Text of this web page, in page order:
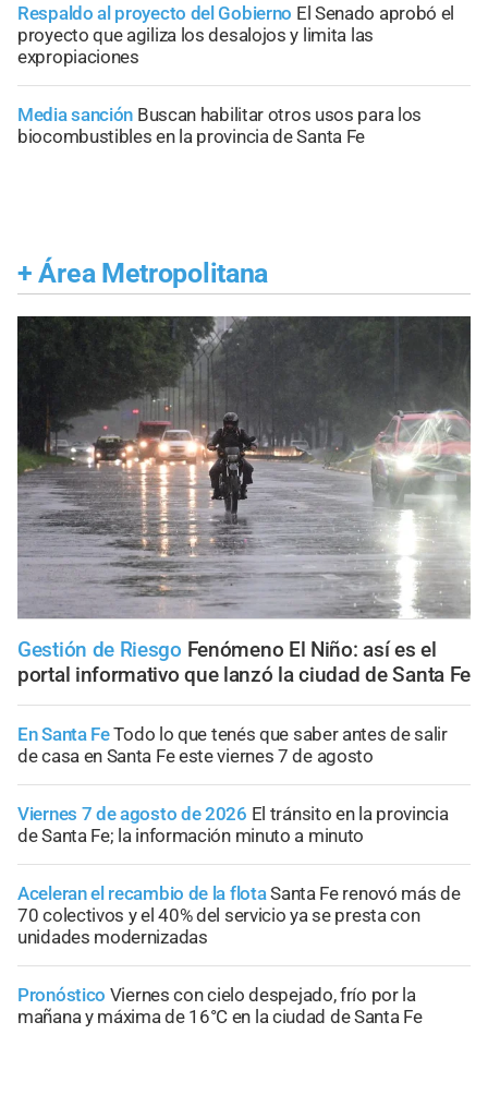
Respaldo al proyecto del Gobierno El Senado aprobó el
proyecto que agiliza los desalojos y limita las
expropiaciones
Media sanción Buscan habilitar otros usos para los
biocombustibles en la provincia de Santa Fe
+ Área Metropolitana
Gestión de Riesgo Fenómeno El Niño: así es el
portal informativo que lanzó la ciudad de Santa Fe
En Santa FeTodo lo que tenés que saber antes de salir
de casa en Santa Fe este viernes 7 de agosto
Viernes 7 de agosto de 2026 El tránsito en la provincia
de Santa Fe; la información minuto a minuto
Aceleran el recambio de la flotaSanta Fe renovó más de
70 colectivos y el 40% del servicio ya se presta con
unidades modernizadas
Pronóstico Viernes con cielo despejado, frío por la
mañana y máxima de 16°C en la ciudad de Santa Fe